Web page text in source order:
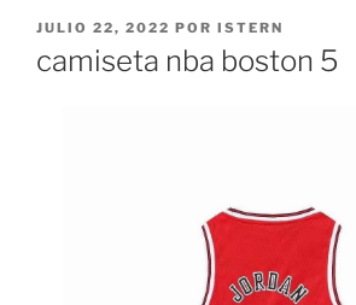
PUBLICADO
JULIO 22, 2022 POR ISTERN
camiseta nba boston 5